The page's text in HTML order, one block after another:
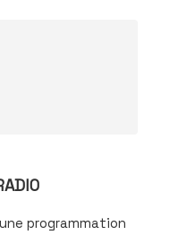
programmation